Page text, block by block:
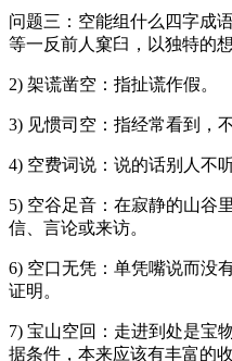
问题三：空能组什么四字成
等一反前人窠臼，以独特的想
2) 架谎凿空：指扯谎作假。
3) 见惯司空：指经常看到，
4) 空费词说：说的话别人不
5) 空谷足音：在寂静的山谷
信、言论或来访。
6) 空口无凭：单凭嘴说而没
证明。
7) 宝山空回：走进到处是宝
据条件，本来应该有丰富的